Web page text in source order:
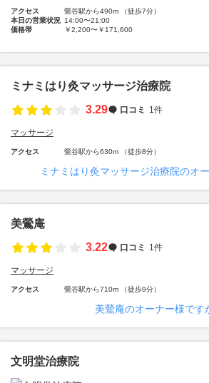
アクセス
鶯谷駅から490m （徒歩7分）
本日の営業状況 14:00〜21:00
価格帯
￥2,200〜￥171,600
ミナミはり灸マッサージ治療院
3.29
口コミ 1件
マッサージ
アクセス 鶯谷駅から630m （徒歩8分）
ミナミはり灸マッサージ治療院のオ
美鶯庵
3.22
口コミ 1件
マッサージ
アクセス 鶯谷駅から710m （徒歩9分）
美鶯庵のオーナー様です
文明堂治療院